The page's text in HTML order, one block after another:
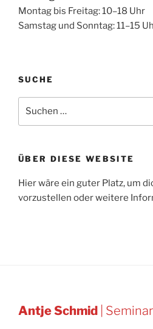
Montag bis Freitag: 10–18 Uhr
Samstag und Sonntag: 11–15
SUCHE
nach:
ÜBER DIESE WEBSITE
Hier wäre ein guter Platz, um
vorzustellen oder weitere
Antje Schmid |